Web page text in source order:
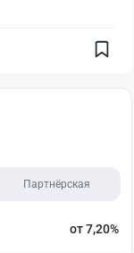
Партнёрская
от 7,20%